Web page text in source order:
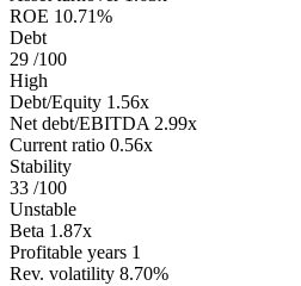
ROE 10.71%
Debt
29 /100
High
Debt/Equity 1.56x
Net debt/EBITDA 2.99x
Current ratio 0.56x
Stability
33 /100
Unstable
Beta 1.87x
Profitable years 1
Rev. volatility 8.70%